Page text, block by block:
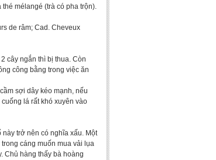
mélangé (trà có pha trộn).
de râm; Cad. Cheveux
cây ngắn thì bị thua. Còn
công bằng trong việc ăn
sợi dây kéo mạnh, nếu
lá rất khó xuyên vào
trở nên có nghĩa xấu. Một
cáng muốn mua vải lụa
Chủ hàng thấy bà hoàng